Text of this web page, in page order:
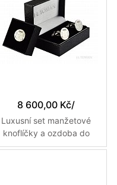
8 600,00 Kč/
Luxusní set manžetové
knoflíčky a ozdoba do
klopy s osobním erbem